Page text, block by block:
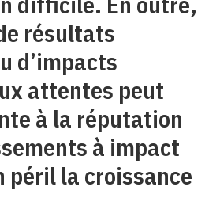
résultats
d’impacts
attentes peut
à la réputation
à impact
péril la croissance